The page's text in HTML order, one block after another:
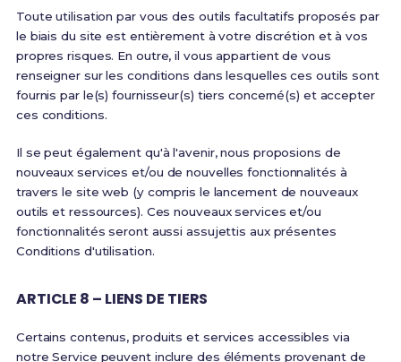
Toute utilisation par vous des outils facultatifs proposés par
le biais du site est entièrement à votre discrétion et à vos
propres risques. En outre, il vous appartient de vous
renseigner sur les conditions dans lesquelles ces outils sont
fournis par le(s) fournisseur(s) tiers concerné(s) et accepter
ces conditions.
Il se peut également qu'à l'avenir, nous proposions de
nouveaux services et/ou de nouvelles fonctionnalités à
travers le site web (y compris le lancement de nouveaux
outils et ressources). Ces nouveaux services et/ou
fonctionnalités seront aussi assujettis aux présentes
Conditions d'utilisation.
ARTICLE 8 – LIENS DE TIERS
Certains contenus, produits et services accessibles via
notre Service peuvent inclure des éléments provenant de